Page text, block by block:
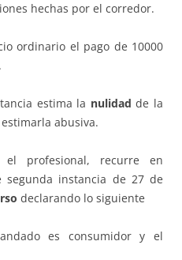
hechas por el corredor.
ordinario el pago de 10000
estima la nulidad de la
abusiva.
profesional, recurre en
instancia de 27 de
declarando lo siguiente
es consumidor y el